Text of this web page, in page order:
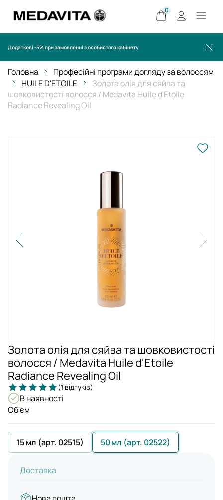
0
Додаткові -5% при замовленні з особистого кабінету
Головна
Професійні програми догляду за волоссям
HUILE D'ETOILE
Золота олія для сяйва та
шовковистості волосся / Medavita Huile d'Etoile
Radiance Revealing Oil
Золота олія для сяйва та шовковистості
волосся / Medavita Huile d'Etoile
Radiance Revealing Oil
(1 відгуків)
В наявності
Об'єм
15 мл (арт. 02515) 50 мл (арт. 02522)
Доставка